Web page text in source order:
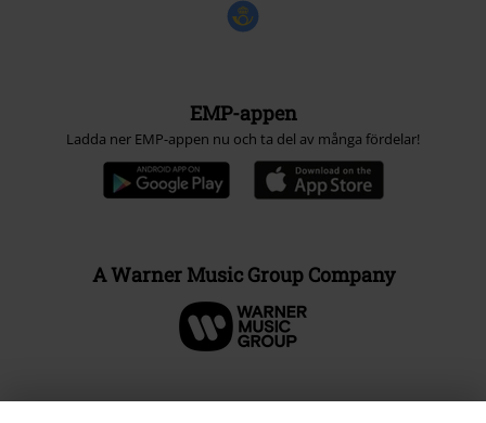
EMP-appen
Ladda ner EMP-appen nu och ta del av många fördelar!
A Warner Music Group Company